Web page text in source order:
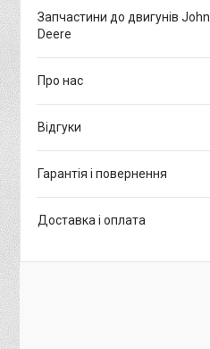
Запчастини до двигунів John
Deere
Про нас
Відгуки
Гарантія і повернення
Доставка і оплата